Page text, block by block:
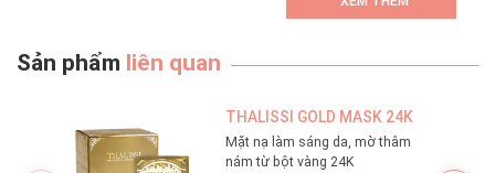
dưỡng da. Đối với
thuộc và thiết yếu
ngày.
Sản phẩm liên quan
THALISSI GOLD MASK 24K
Mặt nạ làm sáng da, mờ thâm
nám từ bột vàng 24K